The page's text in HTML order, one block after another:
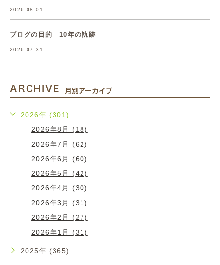
2026.08.01
ブログの目的 10年の軌跡
2026.07.31
ARCHIVE 月別アーカイブ
2026年 (301)
2026年8月 (18)
2026年7月 (62)
2026年6月 (60)
2026年5月 (42)
2026年4月 (30)
2026年3月 (31)
2026年2月 (27)
2026年1月 (31)
2025年 (365)